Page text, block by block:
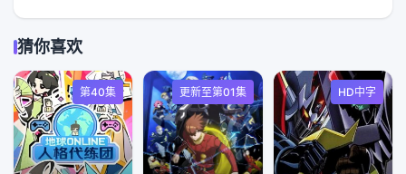
猜你喜欢
第40集 更新至第01集 HD中字